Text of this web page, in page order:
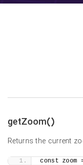
()getZoom
Returns the current
const zoom